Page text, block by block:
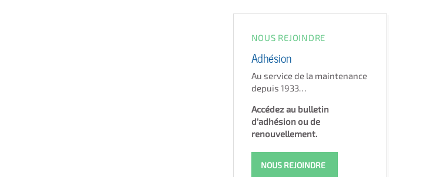
NOUS REJOINDRE
Adhésion
Au service de la maintenance
depuis 1933…
Accédez au bulletin
d'adhésion ou de
renouvellement.
NOUS REJOINDRE